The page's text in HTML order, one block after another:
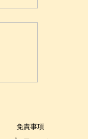
免責事項